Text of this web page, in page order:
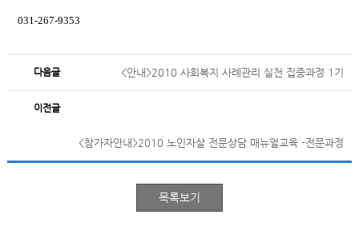
031-267-9353
다음글 <안내>2010 사회복지 사례관리 실천 집중과정 1기
이전글
<참가자안내>2010 노인자살 전문상담 매뉴얼교육 -전문과정